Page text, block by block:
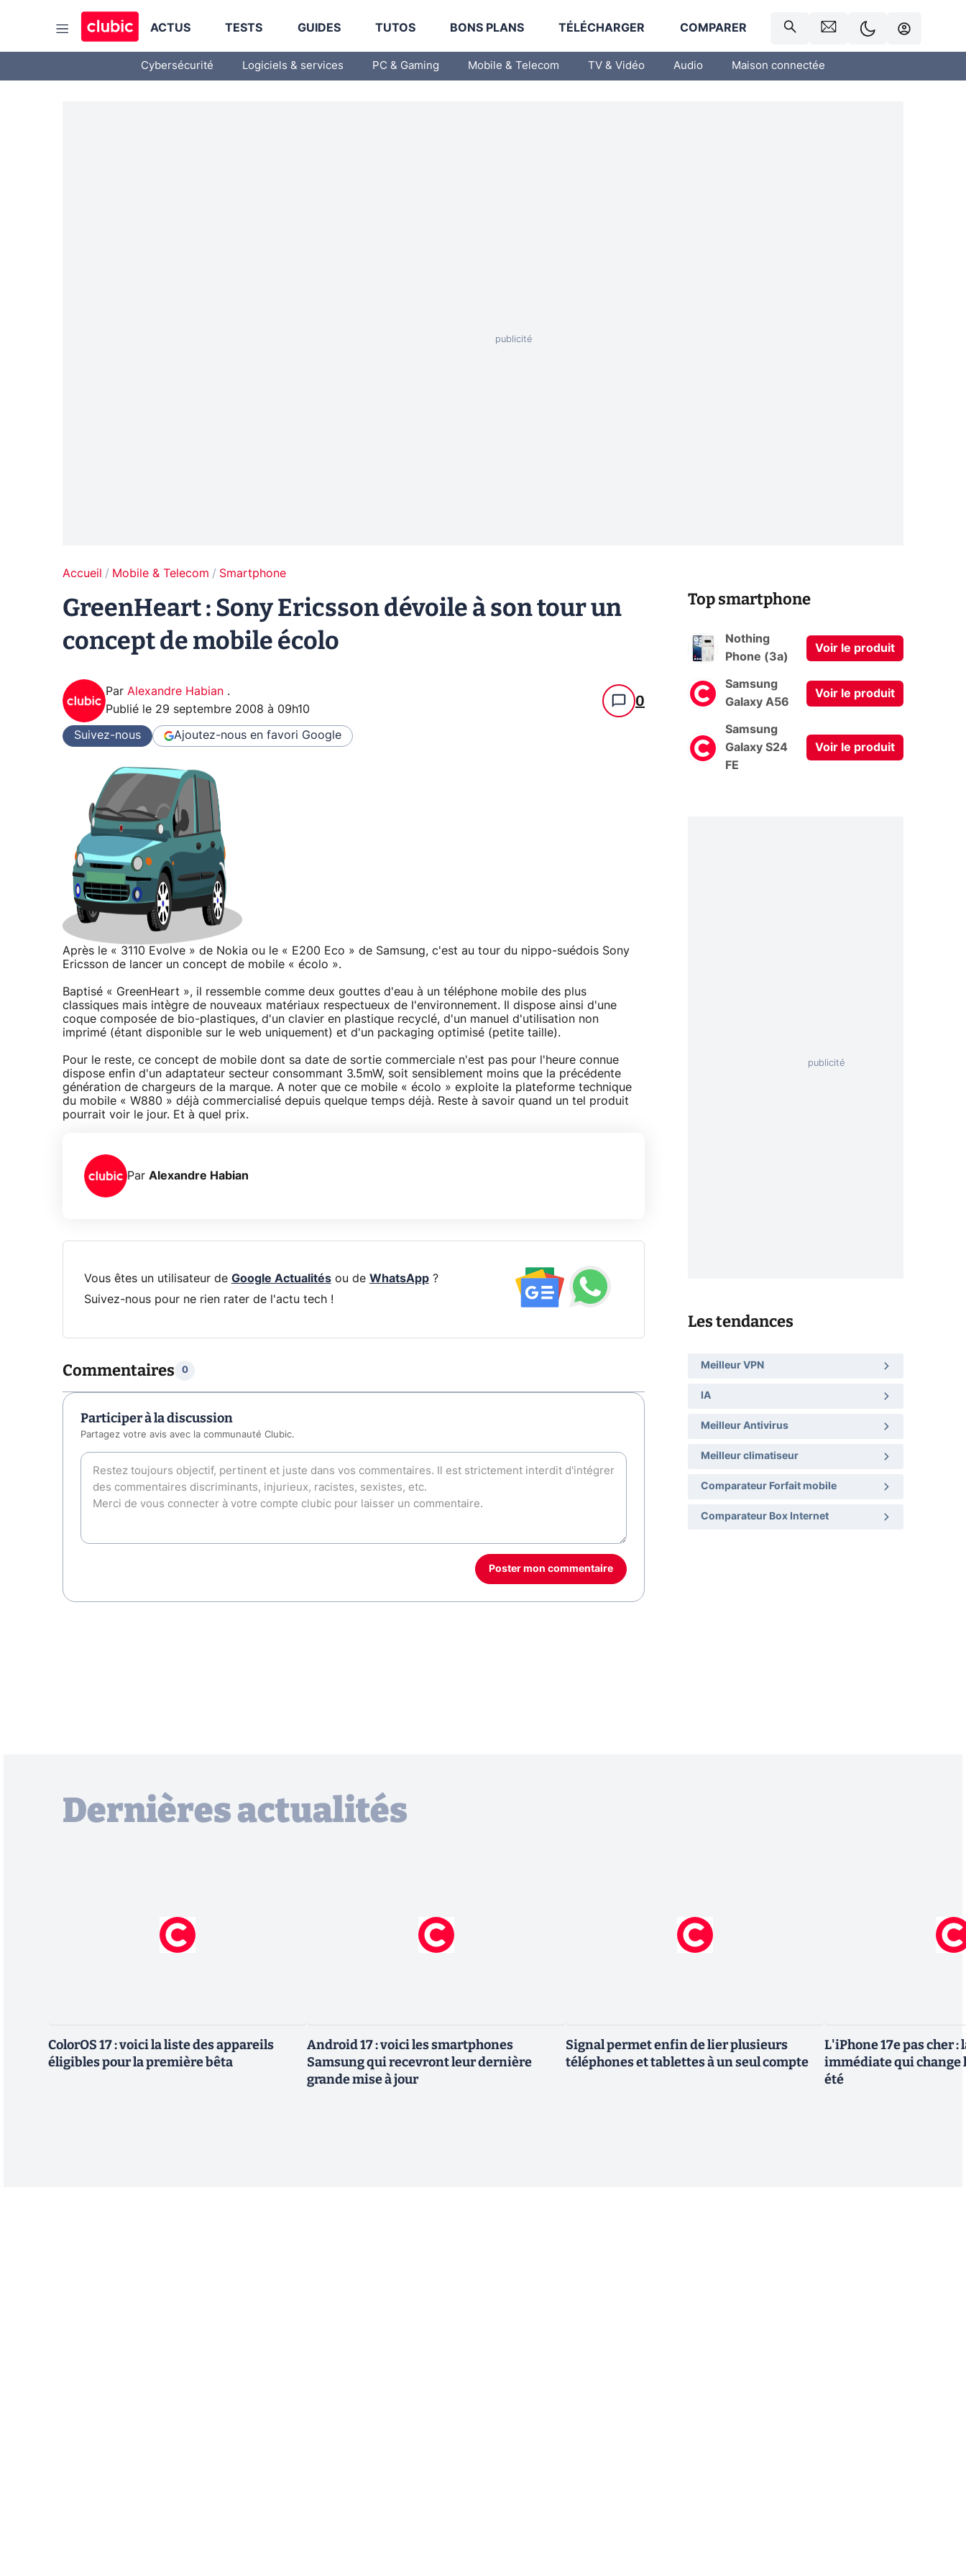
ACTUS TESTS GUIDES TUTOS BONS PLANS TÉLÉCHARGER COMPARER
Cybersécurité Logiciels & services PC & Gaming Mobile & Telecom TV & Vidéo Audio Maison connectée
Accueil Mobile & Telecom Smartphone
GreenHeart : Sony Ericsson dévoile à son tour un
concept de mobile écolo
Par Alexandre Habian .
Publié le 29 septembre 2008 à 09h10 0
Suivez-nous Ajoutez-nous en favori Google
Après le « 3110 Evolve » de Nokia ou le « E200 Eco » de Samsung, c'est au tour du nippo-suédois Sony
Ericsson de lancer un concept de mobile « écolo ».
Baptisé « GreenHeart », il ressemble comme deux gouttes d'eau à un téléphone mobile des plus
classiques mais intègre de nouveaux matériaux respectueux de l'environnement. Il dispose ainsi d'une
coque composée de bio-plastiques, d'un clavier en plastique recyclé, d'un manuel d'utilisation non
imprimé (étant disponible sur le web uniquement) et d'un packaging optimisé (petite taille).
Pour le reste, ce concept de mobile dont sa date de sortie commerciale n'est pas pour l'heure connue
dispose enfin d'un adaptateur secteur consommant 3.5mW, soit sensiblement moins que la précédente
génération de chargeurs de la marque. A noter que ce mobile « écolo » exploite la plateforme technique
du mobile « W880 » déjà commercialisé depuis quelque temps déjà. Reste à savoir quand un tel produit
pourrait voir le jour. Et à quel prix.
Par Alexandre Habian
Vous êtes un utilisateur de Google Actualitésou de WhatsApp?
Suivez-nous pour ne rien rater de l'actu tech !
Commentaires 0
Participer à la discussion
Partagez votre avis avec la communauté Clubic.
Poster mon commentaire
Top smartphone
Nothing
Phone (3a)
Voir le produit
Samsung
Galaxy A56
Voir le produit
Samsung
Galaxy S24
FE
Voir le produit
Les tendances
Meilleur VPN
IA
Meilleur Antivirus
Meilleur climatiseur
Comparateur Forfait mobile
Comparateur Box Internet
Dernières actualités
ColorOS 17 : voici la liste des appareils
éligibles pour la première bêta
Android 17 : voici les smartphones
Samsung qui recevront leur dernière
grande mise à jour
Signal permet enfin de lier plusieurs
téléphones et tablettes à un seul compte
L'iPhone 17e pas cher :
immédiate qui change
été